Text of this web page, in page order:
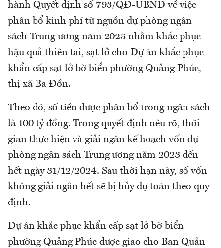
hành Quyết định số 793/QĐ-UBND về việc
phân bổ kinh phí từ nguồn dự phòng ngân
sách Trung ương năm 2023 nhằm khắc phục
hậu quả thiên tai, sạt lở cho Dự án khắc phục
khẩn cấp sạt lở bờ biển phường Quảng Phúc,
thị xã Ba Đồn.
Theo đó, số tiền được phân bổ trong ngân sách
là 100 tỷ đồng. Trong quyết định nêu rõ, thời
gian thực hiện và giải ngân kế hoạch vốn dự
phòng ngân sách Trung ương năm 2023 đến
hết ngày 31/12/2024. Sau thời hạn này, số vốn
không giải ngân hết sẽ bị hủy dự toán theo quy
định.
Dự án khắc phục khẩn cấp sạt lở bờ biển
phường Quảng Phúc được giao cho Ban Quản